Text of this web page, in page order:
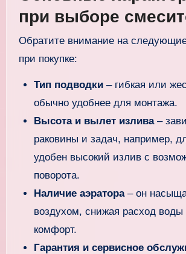
при выборе
Обратите внимание на
при покупке:
Тип подводки – гибкая или
обычно удобнее для монтажа.
Высота и вылет излива–
раковины и задач, например,
удобен высокий излив с
поворота.
Наличие аэратора– он
воздухом, снижая расход
комфорт.
Гарантия и сервисное